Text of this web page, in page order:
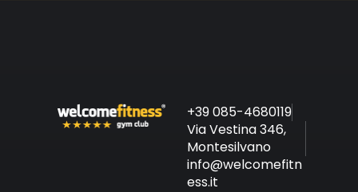
+39 085-4680119
Via Vestina 346,
Montesilvano
info@welcomefitn
ess.it